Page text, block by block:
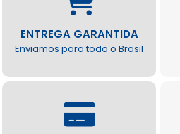
ENTREGA GARANTIDA
Enviamos para todo o Brasil